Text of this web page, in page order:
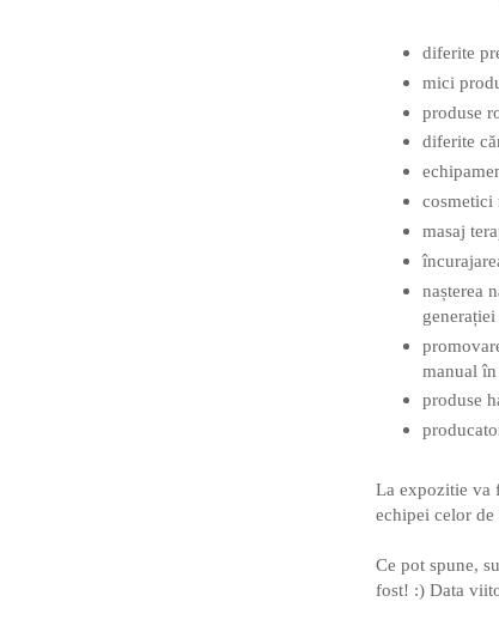
diferite
mici
produse
diferite
cosmetici
masaj
nașterea
manual
produse
La expozitie va
echipei celor de
Ce pot spune,
fost! :) Data